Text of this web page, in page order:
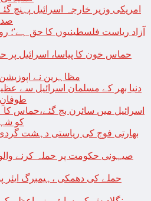
امریکی وزیر خارجہ اسرائیل پہنچ
حماس خون کا پیاسا، اسرائیل
مظاہرین نے اپوزیشن
دنیا بھر کے مسلمان اسرائیل سے
اسرائیل میں سائرن بج گئے،حماس
کو
حملے کی دھمکی ،ہیمبرگ ایئر